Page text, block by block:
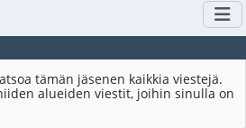
tämän jäsenen kaikkia viestejä.
alueiden viestit, joihin sinulla on